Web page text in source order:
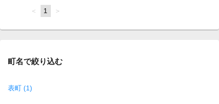
page
You're
page
1 page
町名で絞り込む
表町 (1)